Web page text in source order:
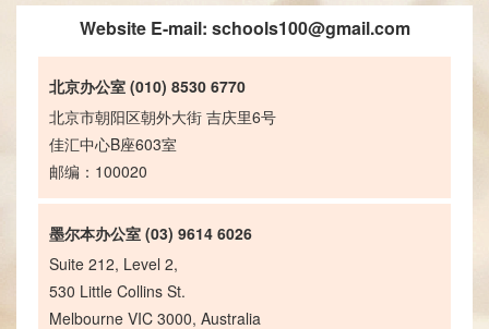
Website E-mail: schools100@gmail.com
北京办公室 (010) 8530 6770
北京市朝阳区朝外大街 吉庆里6号
佳汇中心B座603室
邮编：100020
墨尔本办公室 (03) 9614 6026
Suite 212, Level 2,
530 Little Collins St.
Melbourne VIC 3000, Australia